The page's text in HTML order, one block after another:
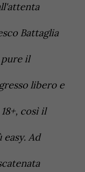
Battaglia
pure il
libero e
così il
Ad